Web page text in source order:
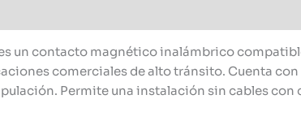
un contacto magnético inalámbrico
comerciales de alto tránsito. Cuenta
Permite una instalación sin cables